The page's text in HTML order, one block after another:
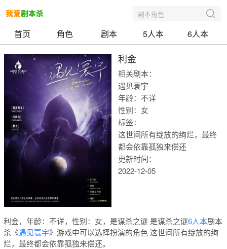
我爱剧本
剧本角色
首页 角色 剧本 5人本 6人本
利金
相关剧本：
遇见寰宇
年龄：不详
性别：女
标签：
这世间所有绽放的绚烂，最终
都会依靠孤独来偿还
更新时间：
2022-12-05
利金，年龄：不详，性别：女，是谋杀之谜 是谋杀之谜6人本剧本
杀《遇见寰宇》游戏中可以选择扮演的角色 这世间所有绽放的绚
烂，最终都会依靠孤独来偿还。